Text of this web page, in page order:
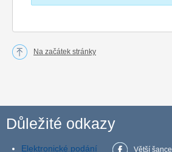
Na začátek stránky
Důležité odkazy
Elektronické podání
Větší šance